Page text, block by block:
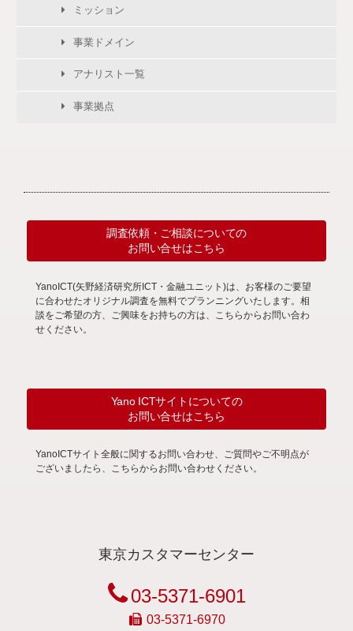
ミッション
事業ドメイン
アナリスト一覧
事業拠点
調査依頼・ご相談についての
お問い合せはこちら
YanoICT(矢野経済研究所ICT・金融ユニット)は、お客様のご要望
に合わせたオリジナル調査を無料でプランニングいたします。相
談をご希望の方、ご興味をお持ちの方は、こちらからお問い合わ
せください。
Yano ICTサイトについての
お問い合せはこちら
YanoICTサイト全般に関するお問い合わせ、ご質問やご不明点が
ございましたら、こちらからお問い合わせください。
東京カスタマーセンター
03-5371-6901
03-5371-6970